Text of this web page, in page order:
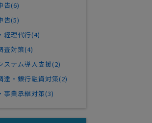
告(6)
告(5)
経理代行(4)
査対策(4)
ステム導入支援(2)
達・銀行融資対策(2)
事業承継対策(3)